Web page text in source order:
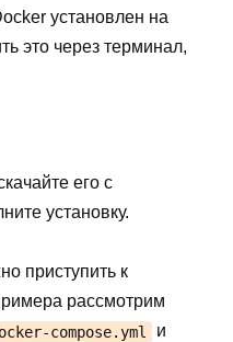
установлен на
это через терминал,
его с
установку.
приступить к
рассмотрим
compose.yml
и